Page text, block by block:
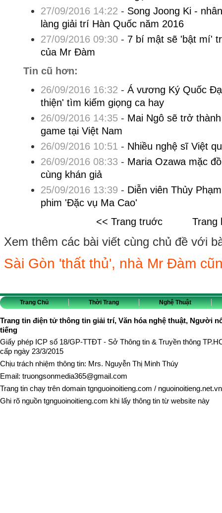
27/09/2016 14:22 - Song Joong Ki -
làng giải trí Hàn Quốc năm 2016
27/09/2016 09:30- 7 bí mật sẽ 'bật mí'
của Mr Đàm
Tin cũ hơn:
26/09/2016 16:32 - Á vương Ký Quốc
thiện' tìm kiếm giọng ca hay
26/09/2016 14:35- Mai Ngô sẽ trở
game tại Việt Nam
26/09/2016 10:51 - Nhiều nghệ sĩ Việt
26/09/2016 08:33 - Maria Ozawa mặc
cùng khán giả
25/09/2016 13:39 - Diễn viên Thủy
phim 'Đặc vụ Ma Cao'
<< Trang truớc
Trang
Xem thêm các bài viết cùng chủ đề với
Sài Gòn 'thất thủ', nhà Mr Đàm
Trang Chủ Thời Trang Nghệ Thuật
Trang tin điện tử thông tin giải trí, Văn hóa nghệ thuật, Người
tiếng
Giấy phép ICP số 18/GP-TTĐT - Sở Thông tin & Truyền thông
cấp ngày 23/3/2015
Chịu trách nhiệm thông tin: Mrs. Nguyễn Thị Minh Thúy
Email: truongsonmedia365@gmail.com
Trang tin chạy trên domain tgnguoinoitieng.com / nguoinoitieng.net.vn
Ghi rõ nguồn tgnguoinoitieng.com khi lấy thông tin từ website này